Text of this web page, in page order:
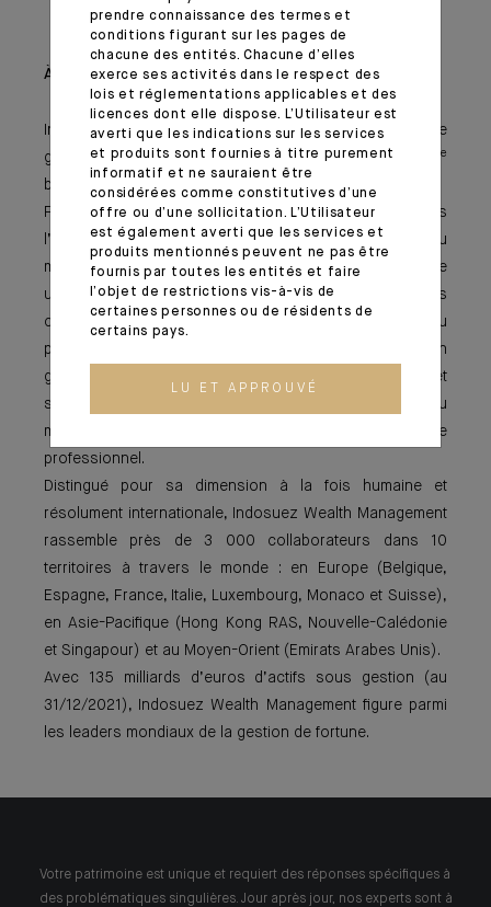
À propos d’Indosuez Wealth Management
Indosuez Wealth Management est la marque mondiale de
gestion de fortune du Groupe Crédit Agricole, 10
ème
banque au monde par le bilan (The Banker 2022).
Façonné par plus de 145 ans d’expérience dans
l’accompagnement de familles et d’entrepreneurs du
monde entier, Indosuez Wealth Management propose
une approche sur mesure permettant à chacun de ses
clients de préserver et développer son patrimoine au
plus près de ses aspirations. Dotées d’une vision
globale, ses équipes apportent conseils experts et
service d’exception sur l’un des plus larges spectres du
métier, pour la gestion du patrimoine privé comme
professionnel.
Distingué pour sa dimension à la fois humaine et
résolument internationale, Indosuez Wealth Management
rassemble près de 3 000 collaborateurs dans 10
territoires à travers le monde : en Europe (Belgique,
Espagne, France, Italie, Luxembourg, Monaco et Suisse),
en Asie-Pacifique (Hong Kong RAS, Nouvelle-Calédonie
et Singapour) et au Moyen-Orient (Emirats Arabes Unis).
Avec 135 milliards d’euros d’actifs sous gestion (au
31/12/2021), Indosuez Wealth Management figure parmi
les leaders mondiaux de la gestion de fortune.
Votre patrimoine est unique et requiert des réponses spécifiques à
des problématiques singulières. Jour après jour, nos experts sont à
prendre connaissance des termes et
conditions figurant sur les pages de
chacune des entités. Chacune d’elles
exerce ses activités dans le respect des
lois et réglementations applicables et des
licences dont elle dispose. L’Utilisateur est
averti que les indications sur les services
et produits sont fournies à titre purement
informatif et ne sauraient être
considérées comme constitutives d’une
offre ou d’une sollicitation. L’Utilisateur
est également averti que les services et
produits mentionnés peuvent ne pas être
fournis par toutes les entités et faire
l’objet de restrictions vis-à-vis de
certaines personnes ou de résidents de
certains pays.
LU ET APPROUVÉ